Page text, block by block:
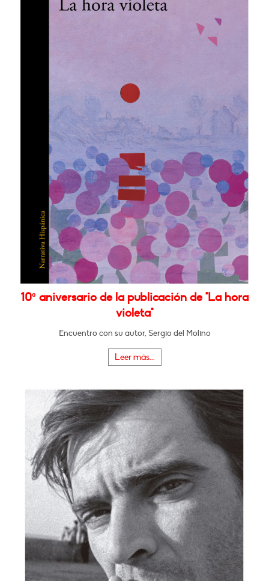
10º aniversario de la publicación de "La hora
violeta"
Encuentro con su autor, Sergio del Molino
Leer más...